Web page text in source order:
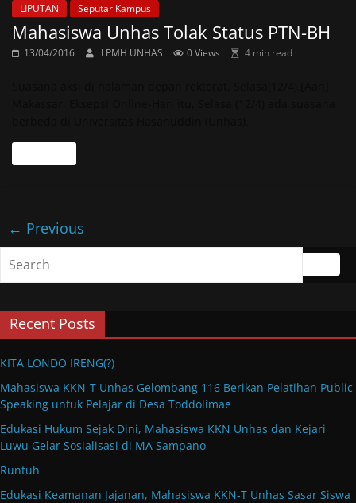
LIPUTAN Seputar Kampus
Mahasiswa Unhas Tolak Status PTN-BH
13/04/2016 LPMH UNHAS 0 Views 4 min read
← Previous
Recent Posts
KITA LONDO IRENG(?)
Mahasiswa KKN-T Unhas Gelombang 116 Berikan Pelatihan Public
Speaking untuk Pelajar di Desa Toddolimae
Edukasi Hukum Sejak Dini, Mahasiswa KKN Unhas dan Kejari
Luwu Gelar Sosialisasi di MA Sampano
Runtuh
Edukasi Keamanan Jajanan, Mahasiswa KKN-T Unhas Sasar Siswa